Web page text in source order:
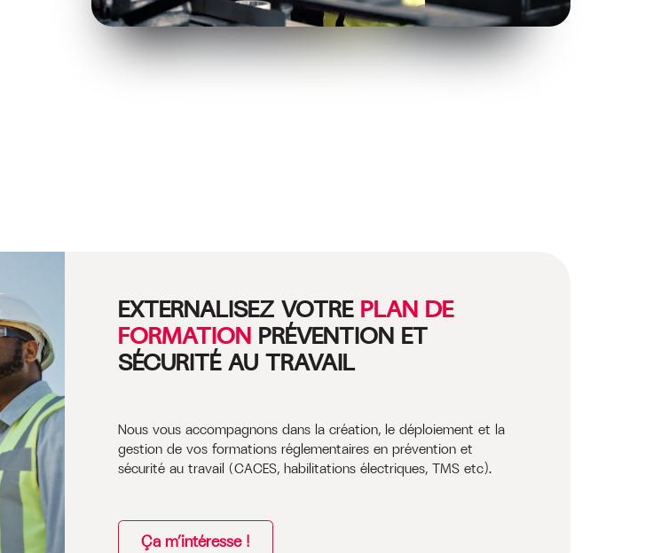
EXTERNALISEZ VOTRE PLAN DE
FORMATION PRÉVENTION ET
SÉCURITÉ AU TRAVAIL
Nous vous accompagnons dans la création, le déploiement et la
gestion de vos formations réglementaires en prévention et
sécurité au travail (CACES, habilitations électriques, TMS etc).
Ça m’intéresse !